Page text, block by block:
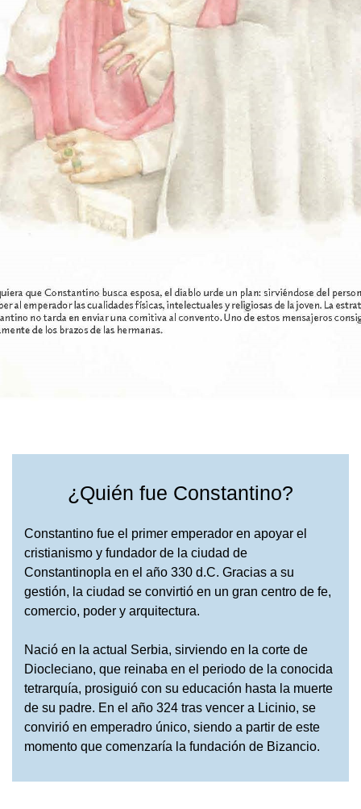
¿Quién fue Constantino?
Constantino fue el primer emperador en apoyar el
cristianismo y fundador de la ciudad de
Constantinopla en el año 330 d.C. Gracias a su
gestión, la ciudad se convirtió en un gran centro de fe,
comercio, poder y arquitectura.
Nació en la actual Serbia, sirviendo en la corte de
Diocleciano, que reinaba en el periodo de la conocida
tetrarquía, prosiguió con su educación hasta la muerte
de su padre. En el año 324 tras vencer a Licinio, se
convirió en emperadro único, siendo a partir de este
momento que comenzaría la fundación de Bizancio.